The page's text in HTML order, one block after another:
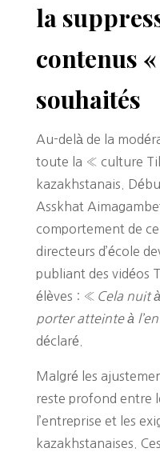
la
contenus
souhaités
Au-delà de la
toute la « culture
kazakhstanais.
Asskhat
comportement de
directeurs d’école
publiant des vidéos
élèves : « Cela nuit
porter atteinte à
déclaré.
Malgré les
reste profond entre
l’entreprise et les
kazakhstanaises.